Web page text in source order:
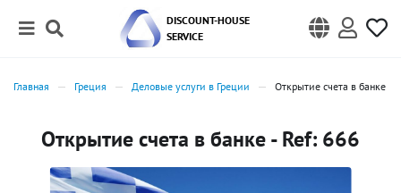
DISCOUNT-HOUSE
SERVICE
Главная Греция Деловые услуги в Греции Открытие счета в банке
Открытие счета в банке - Ref: 666